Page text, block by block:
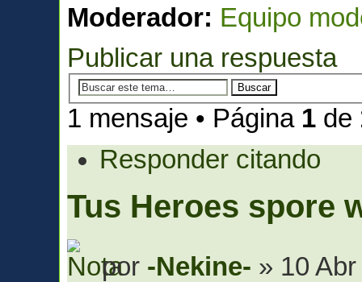
Moderador: Equipo
Publicar una respuesta
1 mensaje • Página 1 de
Responder citando
Tus Heroes spore
por -Nekine- » 10